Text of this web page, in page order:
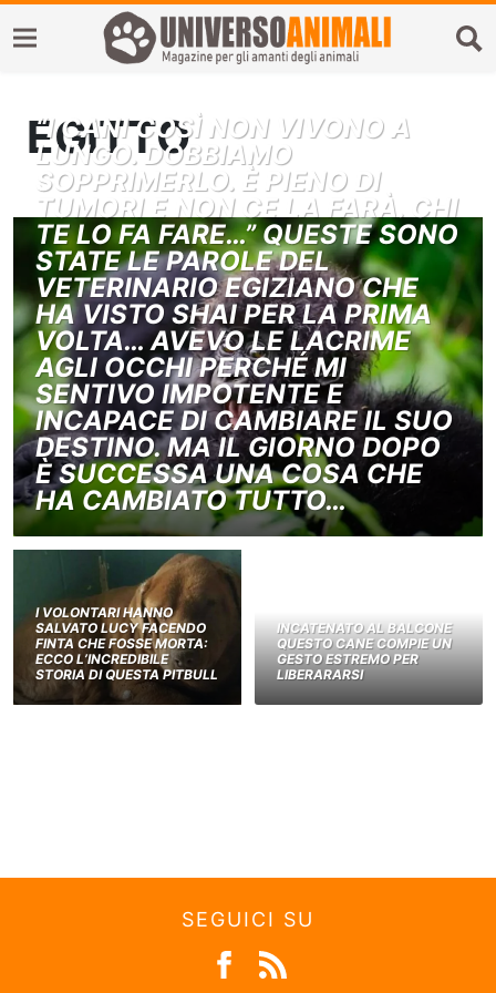
EGITTO
“I CANI COSÌ NON VIVONO A
LUNGO. DOBBIAMO
SOPPRIMERLO. È PIENO DI
TUMORI E NON CE LA FARÀ. CHI
TE LO FA FARE…” QUESTE SONO
STATE LE PAROLE DEL
VETERINARIO EGIZIANO CHE
HA VISTO SHAI PER LA PRIMA
VOLTA… AVEVO LE LACRIME
AGLI OCCHI PERCHÉ MI
SENTIVO IMPOTENTE E
INCAPACE DI CAMBIARE IL SUO
DESTINO. MA IL GIORNO DOPO
È SUCCESSA UNA COSA CHE
HA CAMBIATO TUTTO…
I VOLONTARI HANNO
SALVATO LUCY FACENDO
FINTA CHE FOSSE MORTA:
ECCO L’INCREDIBILE
STORIA DI QUESTA PITBULL
INCATENATO AL BALCONE
QUESTO CANE COMPIE UN
GESTO ESTREMO PER
LIBERARARSI
SEGUICI SU